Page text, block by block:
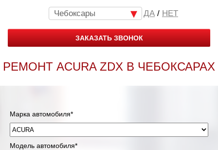
Чебоксары / НЕТ
ЗАКАЗАТЬ ЗВОНОК
РЕМОНТ ACURA ZDX В ЧЕБОКСАРАХ
Марка автомобиля*
Модель автомобиля*